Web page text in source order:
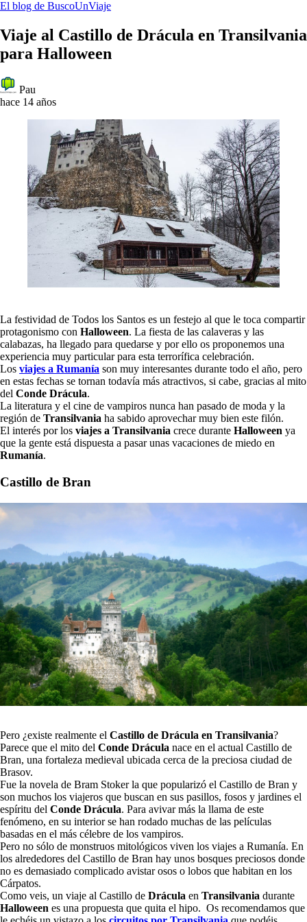
El blog de BuscoUnViaje
Viaje al Castillo de Drácula en Transilvania
para Halloween
Pau
hace 14 años
La festividad de Todos los Santos es un festejo al que le toca compartir
protagonismo con Halloween. La fiesta de las calaveras y las
calabazas, ha llegado para quedarse y por ello os proponemos una
experiencia muy particular para esta terrorífica celebración.
Los viajes a Rumanía son muy interesantes durante todo el año, pero
en estas fechas se tornan todavía más atractivos, si cabe, gracias al mito
del Conde Drácula.
La literatura y el cine de vampiros nunca han pasado de moda y la
región de Transilvania ha sabido aprovechar muy bien este filón.
El interés por los viajes a Transilvania crece durante Halloween ya
que la gente está dispuesta a pasar unas vacaciones de miedo en
Rumanía.
Castillo de Bran
Pero ¿existe realmente el Castillo de Drácula en Transilvania?
Parece que el mito del Conde Drácula nace en el actual Castillo de
Bran, una fortaleza medieval ubicada cerca de la preciosa ciudad de
Brasov.
Fue la novela de Bram Stoker la que popularizó el Castillo de Bran y
son muchos los viajeros que buscan en sus pasillos, fosos y jardines el
espíritu del Conde Drácula. Para avivar más la llama de este
fenómeno, en su interior se han rodado muchas de las películas
basadas en el más célebre de los vampiros.
Pero no sólo de monstruos mitológicos viven los viajes a Rumanía. En
los alrededores del Castillo de Bran hay unos bosques preciosos donde
no es demasiado complicado avistar osos o lobos que habitan en los
Cárpatos.
Como veis, un viaje al Castillo de Drácula en Transilvania durante
Halloween es una propuesta que quita el hipo. Os recomendamos que